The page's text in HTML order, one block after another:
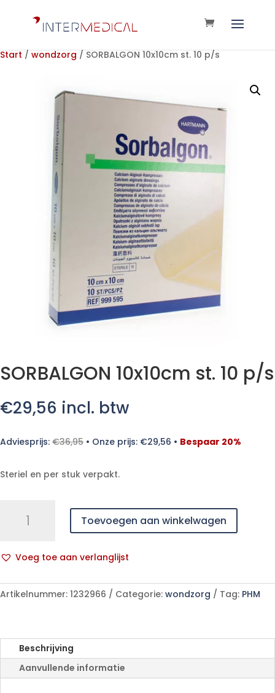
Start / wondzorg / SORBALGON 10x10cm st. 10 p/s
SORBALGON 10x10cm st. 10 p/s
€29,56 incl. btw
Adviesprijs: €36,95 • Onze prijs: €29,56 • Bespaar 20%
Steriel en per stuk verpakt.
10x10cm
p/s
Toevoegen aan winkelwagen
Voeg toe aan verlanglijst
l
t
n
a
Artikelnummer: 1232966 Categorie: wondzorg Tag: PHM
Beschrijving
Aanvullende informatie